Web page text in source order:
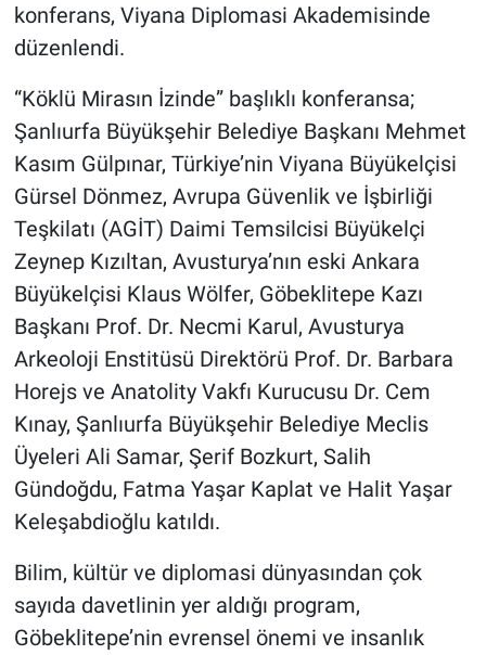
konferans, Viyana Diplomasi Akademisinde
düzenlendi.
“Köklü Mirasın İzinde” başlıklı konferansa;
Şanlıurfa Büyükşehir Belediye Başkanı Mehmet
Kasım Gülpınar, Türkiye’nin Viyana Büyükelçisi
Gürsel Dönmez, Avrupa Güvenlik ve İşbirliği
Teşkilatı (AGİT) Daimi Temsilcisi Büyükelçi
Zeynep Kızıltan, Avusturya’nın eski Ankara
Büyükelçisi Klaus Wölfer, Göbeklitepe Kazı
Başkanı Prof. Dr. Necmi Karul, Avusturya
Arkeoloji Enstitüsü Direktörü Prof. Dr. Barbara
Horejs ve Anatolity Vakfı Kurucusu Dr. Cem
Kınay, Şanlıurfa Büyükşehir Belediye Meclis
Üyeleri Ali Samar, Şerif Bozkurt, Salih
Gündoğdu, Fatma Yaşar Kaplat ve Halit Yaşar
Keleşabdioğlu katıldı.
Bilim, kültür ve diplomasi dünyasından çok
sayıda davetlinin yer aldığı program,
Göbeklitepe’nin evrensel önemi ve insanlık